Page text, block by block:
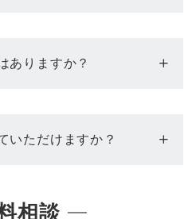
ありますか？
いただけますか？
相談